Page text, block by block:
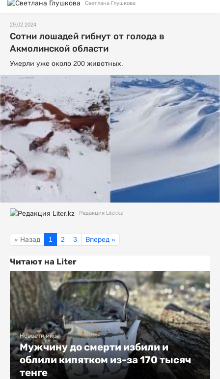
Светлана Глушкова
29.02.2024
Сотни лошадей гибнут от голода в
Акмолинской области
Умерли уже около 200 животных.
Редакция Liter.kz
« Назад 1 2 3 Вперед »
Читают на Liter
Новости мира
Мужчину до смерти избили и
облили кипятком из-за 170 тысяч
тенге